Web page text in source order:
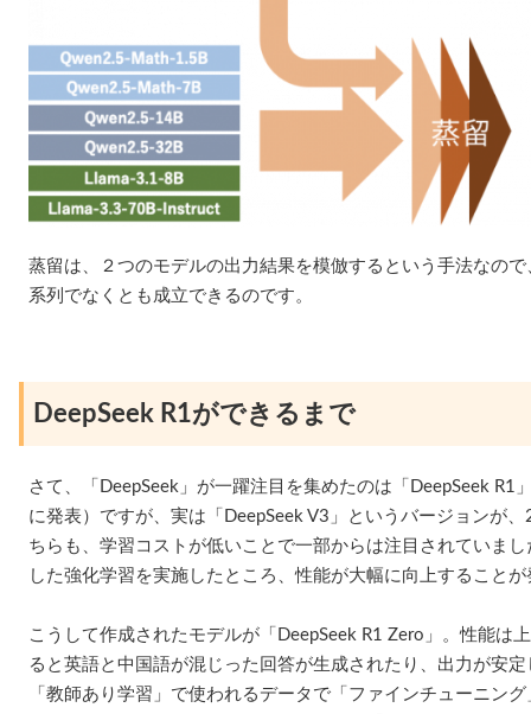
蒸留は、２つのモデルの出力結果を模倣するという手法なの
系列でなくとも成立できるのです。
DeepSeek R1ができるまで
さて、「DeepSeek」が一躍注目を集めたのは「DeepSeek
に発表）ですが、実は「DeepSeek V3」というバージョンが
ちらも、学習コストが低いことで一部からは注目されていま
した強化学習を実施したところ、性能が大幅に向上すること
こうして作成されたモデルが「DeepSeek R1 Zero」。性能は
ると英語と中国語が混じった回答が生成されたり、出力が安
「教師あり学習」で使われるデータで「ファインチューニン